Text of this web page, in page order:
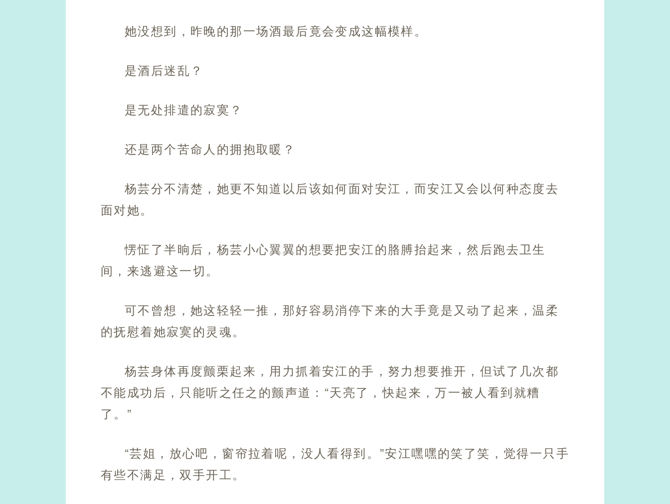
她没想到，昨晚的那一场酒最后竟会变成这幅模样。
是酒后迷乱？
是无处排遣的寂寞？
还是两个苦命人的拥抱取暖？
杨芸分不清楚，她更不知道以后该如何面对安江，而安江又会以何种态度去
面对她。
愣怔了半晌后，杨芸小心翼翼的想要把安江的胳膊抬起来，然后跑去卫生
间，来逃避这一切。
可不曾想，她这轻轻一推，那好容易消停下来的大手竟是又动了起来，温柔
的抚慰着她寂寞的灵魂。
杨芸身体再度颤栗起来，用力抓着安江的手，努力想要推开，但试了几次都
不能成功后，只能听之任之的颤声道：“天亮了，快起来，万一被人看到就糟
了。”
“芸姐，放心吧，窗帘拉着呢，没人看得到。”安江嘿嘿的笑了笑，觉得一只手
有些不满足，双手开工。